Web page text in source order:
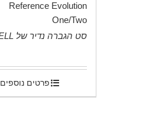
Reference Evolution
One/Two
סט הגברה נדיר של KRELL
פרטים נוספים